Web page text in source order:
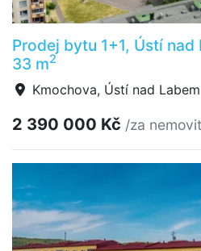
Prodej bytu 1+1, Ústí
33 m2
Kmochova, Ústí nad Labem
2 390 000 Kč /za